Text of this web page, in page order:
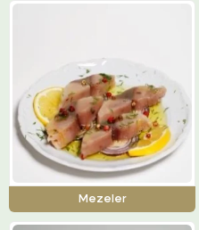
Mezeler